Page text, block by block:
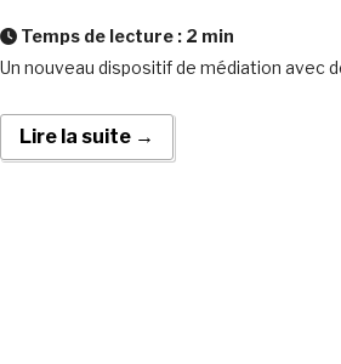
Temps de lecture : 2 min
Un nouveau dispositif de médiation avec
Lire la suite →